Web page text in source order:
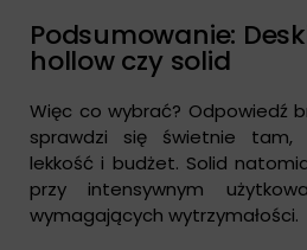
Podsumowanie:
hollow czy solid
Więc co wybrać? Odpowiedź
sprawdzi się świetnie tam,
lekkość i budżet. Solid
przy intensywnym
wymagających wytrzymałości.